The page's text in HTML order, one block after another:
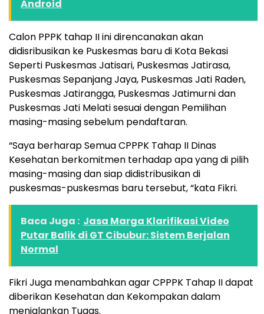
Android
Calon PPPK tahap II ini direncanakan akan
didisribusikan ke Puskesmas baru di Kota Bekasi
Seperti Puskesmas Jatisari, Puskesmas Jatirasa,
Puskesmas Sepanjang Jaya, Puskesmas Jati Raden,
Puskesmas Jatirangga, Puskesmas Jatimurni dan
Puskesmas Jati Melati sesuai dengan Pemilihan
masing-masing sebelum pendaftaran.
“Saya berharap Semua CPPPK Tahap II Dinas
Kesehatan berkomitmen terhadap apa yang di pilih
masing-masing dan siap didistribusikan di
puskesmas-puskesmas baru tersebut, “kata Fikri.
Baca Juga : Jasa Marga Klarifikasi Video
Putar Balik di GT Cibubur: Sistem Berjalan
Normal
Fikri Juga menambahkan agar CPPPK Tahap II dapat
diberikan Kesehatan dan Kekompakan dalam
menjalankan Tugas.